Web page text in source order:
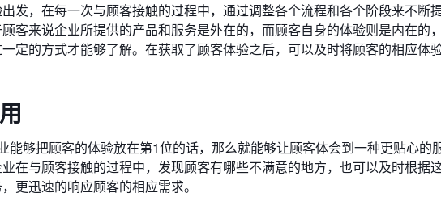
发，在每一次与顾客接触的过程中，通过调整各个流程和各个阶段来不断
客来说企业所提供的产品和服务是外在的，而顾客自身的体验则是内在的
定的方式才能够了解。在获取了顾客体验之后，可以及时将顾客的相应体
能够把顾客的体验放在第1位的话，那么就能够让顾客体会到一种更贴心的
在与顾客接触的过程中，发现顾客有哪些不满意的地方，也可以及时根据
更迅速的响应顾客的相应需求。